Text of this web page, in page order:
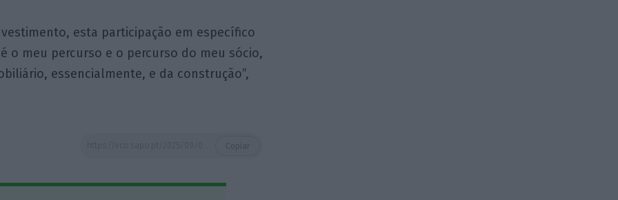
esta participação em específico
o meu percurso e o percurso do meu sócio,
essencialmente, e da construção”,